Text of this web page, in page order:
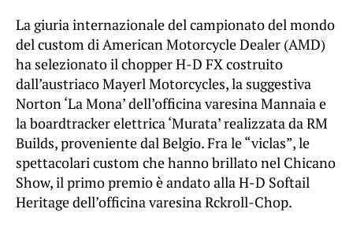
La giuria internazionale del campionato del mondo
del custom di American Motorcycle Dealer (AMD)
ha selezionato il chopper H-D FX costruito
dall’austriaco Mayerl Motorcycles, la suggestiva
Norton ‘La Mona’ dell’officina varesina Mannaia e
la boardtracker elettrica ‘Murata’ realizzata da RM
Builds, proveniente dal Belgio. Fra le “viclas”, le
spettacolari custom che hanno brillato nel Chicano
Show, il primo premio è andato alla H-D Softail
Heritage dell’officina varesina Rckroll-Chop.